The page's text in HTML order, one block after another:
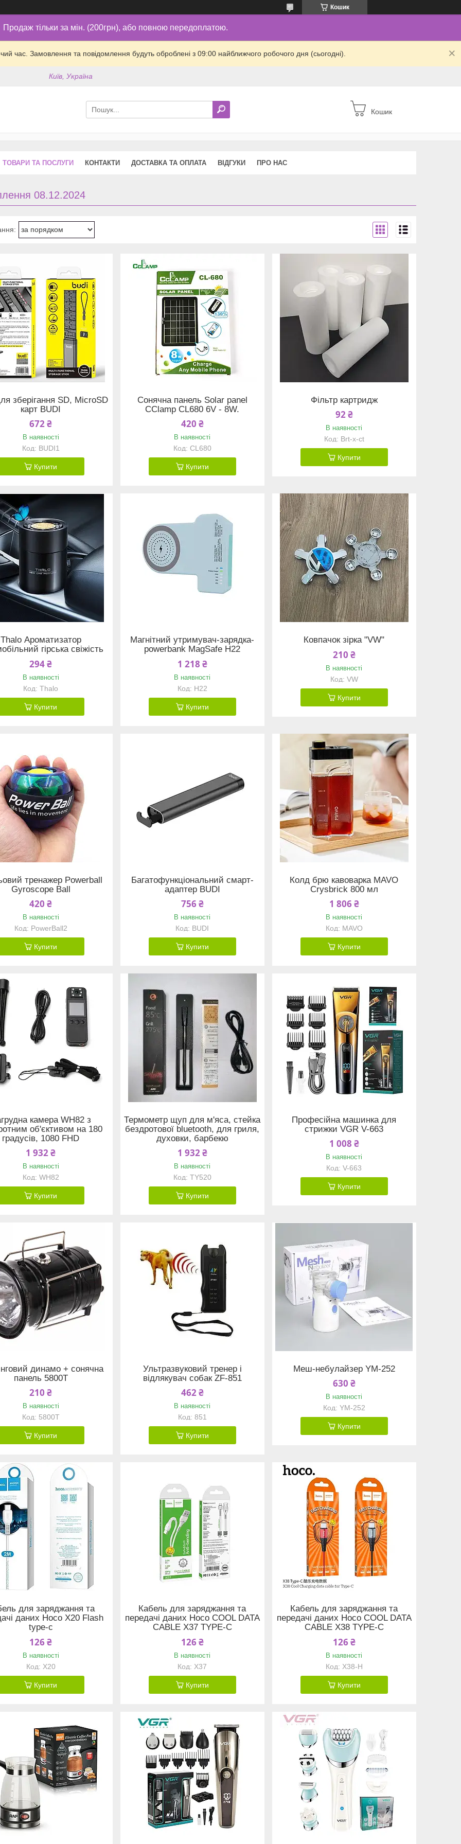
Кошик
Продаж тільки за мін. (200грн), або повною передоплатою.
час. Замовлення та повідомлення будуть оброблені з 09:00 найближчого робочого дня (сьогодні).
Київ, Україна
Кошик
ТОВАРИ ТА ПОСЛУГИ КОНТАКТИ ДОСТАВКА ТА ОПЛАТА ВІДГУКИ ПРО НАС
08.12.2024
зберігання SD, MicroSD
карт BUDI
672 ₴
В наявності
BUDI1
Купити
Сонячна панель Solar panel
CClamp CL680 6V - 8W.
420 ₴
В наявності
CL680
Купити
Фільтр картридж
92 ₴
В наявності
Brt-x-ct
Купити
Thalo Ароматизатор
гірська свіжість
294 ₴
В наявності
Thalo
Купити
Магнітний утримувач-зарядка-
powerbank MagSafe H22
1 218 ₴
В наявності
H22
Купити
Ковпачок зірка "VW"
210 ₴
В наявності
VW
Купити
тренажер Powerball
Gyroscope Ball
420 ₴
В наявності
PowerBall2
Купити
Багатофункціональний смарт-
адаптер BUDI
756 ₴
В наявності
BUDI
Купити
Колд брю кавоварка MAVO
Crysbrick 800 мл
1 806 ₴
В наявності
MAVO
Купити
камера WH82 з
об'єктивом на 180
градусів, 1080 FHD
1 932 ₴
В наявності
WH82
Купити
Термометр щуп для м'яса, стейка
бездротової bluetooth, для гриля,
духовки, барбекю
1 932 ₴
В наявності
TY520
Купити
Професійна машинка для
стрижки VGR V-663
1 008 ₴
В наявності
V-663
Купити
динамо + сонячна
панель 5800T
210 ₴
В наявності
5800T
Купити
Ультразвуковий тренер і
відлякувач собак ZF-851
462 ₴
В наявності
851
Купити
Меш-небулайзер YM-252
630 ₴
В наявності
YM-252
Купити
для заряджання та
даних Hoco X20 Flash
type-c
126 ₴
В наявності
X20
Купити
Кабель для заряджання та
передачі даних Hoco COOL DATA
CABLE X37 TYPE-C
126 ₴
В наявності
X37
Купити
Кабель для заряджання та
передачі даних Hoco COOL DATA
CABLE X38 TYPE-C
126 ₴
В наявності
X38-H
Купити